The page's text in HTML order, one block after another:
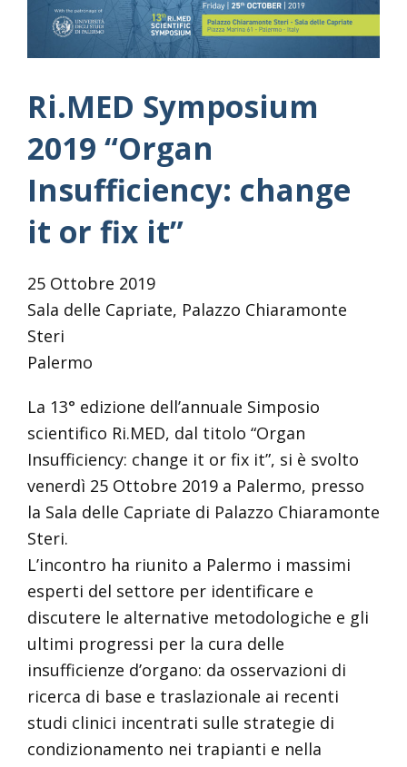
Ri.MED Symposium
2019 “Organ
Insufficiency: change
it or fix it”
25 Ottobre 2019
Sala delle Capriate, Palazzo Chiaramonte
Steri
Palermo
La 13° edizione dell’annuale Simposio
scientifico Ri.MED, dal titolo “Organ
Insufficiency: change it or fix it”, si è svolto
venerdì 25 Ottobre 2019 a Palermo, presso
la Sala delle Capriate di Palazzo Chiaramonte
Steri.
L’incontro ha riunito a Palermo i massimi
esperti del settore per identificare e
discutere le alternative metodologiche e gli
ultimi progressi per la cura delle
insufficienze d’organo: da osservazioni di
ricerca di base e traslazionale ai recenti
studi clinici incentrati sulle strategie di
condizionamento nei trapianti e nella